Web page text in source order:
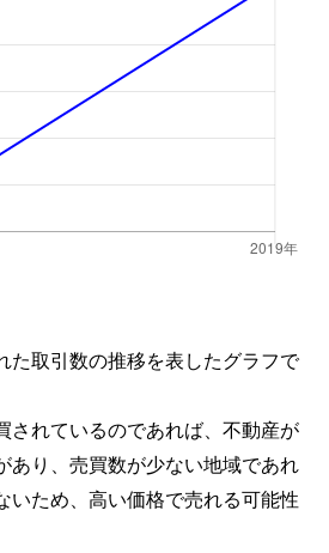
た取引数の推移を表したグラフで
されているのであれば、不動産が
あり、売買数が少ない地域であれ
いため、高い価格で売れる可能性